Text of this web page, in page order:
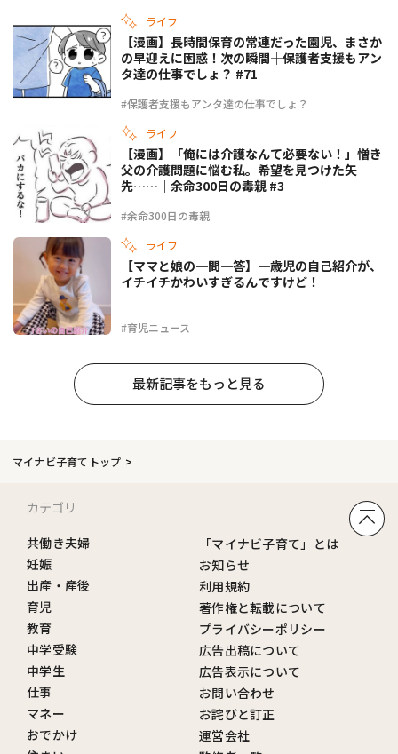
ライフ
#保護者支援もアンタ達の仕事でしょ？
【漫画】長時間保育の常連だった園児、まさか
の早迎えに困惑！次の瞬間――｜保護者支援もアン
タ達の仕事でしょ？ #71
ライフ
#余命300日の毒親
【漫画】「俺には介護なんて必要ない！」憎き
父の介護問題に悩む私。希望を見つけた矢
先……｜余命300日の毒親 #3
ライフ
#育児ニュース
【ママと娘の一問一答】一歳児の自己紹介が、
イチイチかわいすぎるんですけど！
最新記事をもっと見る
マイナビ子育てトップ
カテゴリ
共働き夫婦
妊娠
出産・産後
育児
教育
中学受験
中学生
仕事
マネー
おでかけ
「マイナビ子育て」とは
お知らせ
利用規約
著作権と転載について
プライバシーポリシー
広告出稿について
広告表示について
お問い合わせ
お詫びと訂正
運営会社